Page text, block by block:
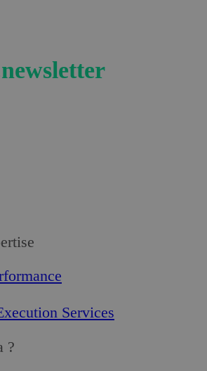
Services
?